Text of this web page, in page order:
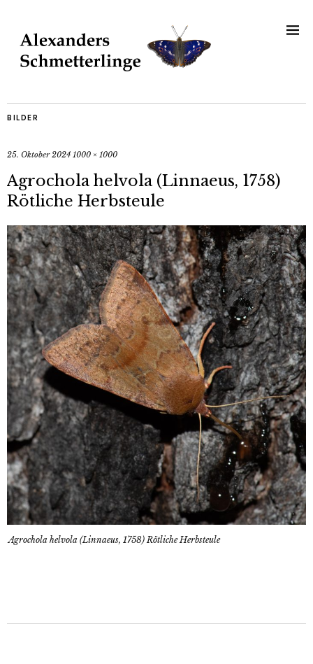
BILDER
25. Oktober 2024 1000 × 1000
Agrochola helvola (Linnaeus, 1758)
Rötliche Herbsteule
Agrochola helvola (Linnaeus, 1758) Rötliche Herbsteule